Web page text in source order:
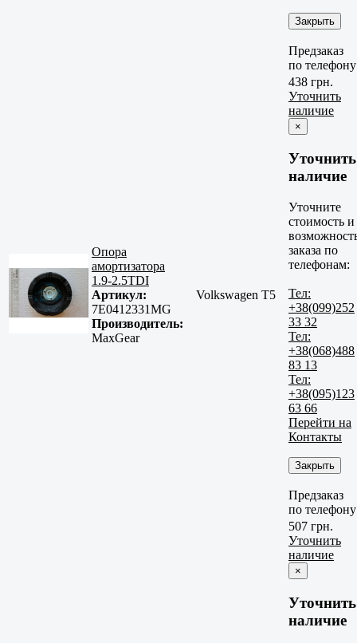
Закрыть
Предзаказ
по телефону
Опора
амортизатора
1.9-2.5TDI
Артикул:
7E0412331MG
Производитель:
MaxGear
Volkswagen T5
438 грн.
Уточнить
наличие
×
Уточнить
наличие
Уточните
стоимость и
заказа по
телефонам:
Тел:
+38(099)252
33 32
Тел:
+38(068)488
83 13
Тел:
+38(095)123
63 66
Перейти на
Контакты
Закрыть
Предзаказ
по телефону
507 грн.
Уточнить
наличие
×
Уточнить
наличие